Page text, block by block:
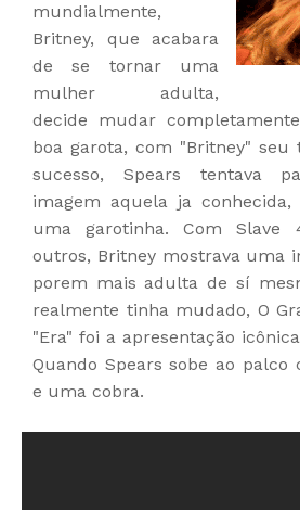
mundialmente,
Britney, que acabara
de se tornar uma
mulher adulta,
decide mudar
boa garota, com "Britney"
sucesso, Spears tentava
imagem aquela ja
uma garotinha. Com Slave
outros, Britney mostrava uma
porem mais adulta de sí
realmente tinha mudado, O
"Era" foi a apresentação
Quando Spears sobe ao palco
e uma cobra.